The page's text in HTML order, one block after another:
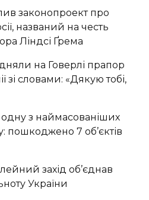
законопроект про
названий на честь
Ліндсі Ґрема
на Говерлі прапор
зі словами: «Дякую тобі,
одну з наймасованіших
пошкоджено 7 об’єктів
захід об’єднав
України